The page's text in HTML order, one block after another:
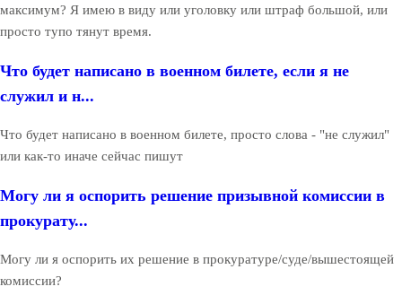
максимум? Я имею в виду или уголовку или штраф большой, или
просто тупо тянут время.
Что будет написано в военном билете, если я не
служил и н...
Что будет написано в военном билете, просто слова - "не служил"
или как-то иначе сейчас пишут
Могу ли я оспорить решение призывной комиссии в
прокурату...
Могу ли я оспорить их решение в прокуратуре/суде/вышестоящей
комиссии?